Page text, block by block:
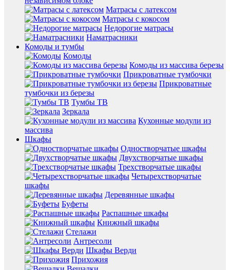
Матрасы с латексом
Матрасы с кокосом
Недорогие матрасы
Наматрасники
Комоды и тумбы
Комоды
Комоды из массива березы
Прикроватные тумбочки
Прикроватные
тумбочки из березы
Тумбы ТВ
Зеркала
Кухонные модули из
массива
Шкафы
Одностворчатые шкафы
Двухстворчатые шкафы
Трехстворчатые шкафы
Четырехстворчатые
шкафы
Деревянные шкафы
Буфеты
Распашные шкафы
Книжный шкафы
Стелажи
Антресоли
Шкафы Верди
Прихожия